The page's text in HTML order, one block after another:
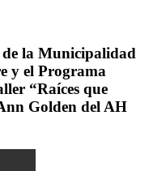
de la Municipalidad
y el Programa
“Raíces que
Golden del AH